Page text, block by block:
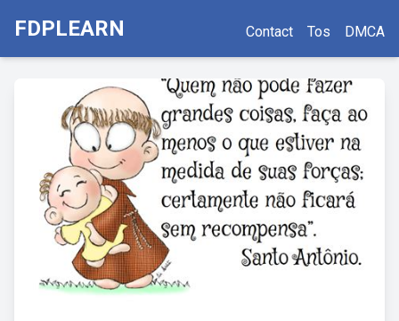
FDPLEARN Contact Tos DMCA